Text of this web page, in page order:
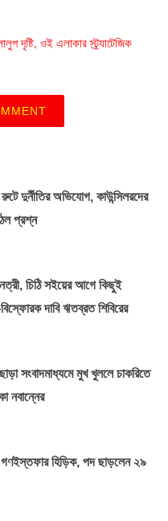
দৃষ্টি, ওই এলাকার স্ট্র্যাটেজিক
দুর্নীতির অভিযোগ, কাউন্সিলরদের
প্রশ্ন
চিঠি সইয়ের আগে কিছুই
দাবি ঋতব্রত শিবিরের
সংবাদমাধ্যমে মুখ খুললে চাকরিতে
নবান্নের
গণইস্তফার হিড়িক, পদ ছাড়লেন ২৯